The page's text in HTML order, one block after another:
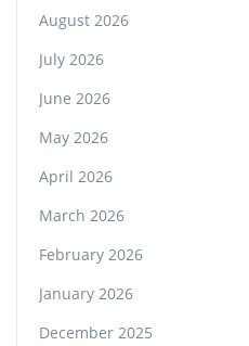
August 2026
July 2026
June 2026
May 2026
April 2026
March 2026
February 2026
January 2026
December 2025